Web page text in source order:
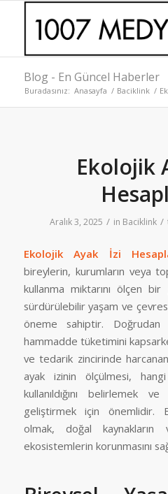
Blog - En Güncel Haberler
Buradasınız: Anasayfa / Baciklink /
Ekolojik
Aralık 3, 2025 / in Baciklink /
Ekolojik Ayak İzi
bireylerin, kurumların veya
kullanma miktarını ölçen
sürdürülebilir yaşam ve
öneme sahiptir.
hammadde tüketimini
ve tedarik zincirinde
ayak izinin ölçülmesi,
kullanıldığını belirlemek
geliştirmek için önemlidir.
olmak, doğal kaynakların
ekosistemlerin korunmasını